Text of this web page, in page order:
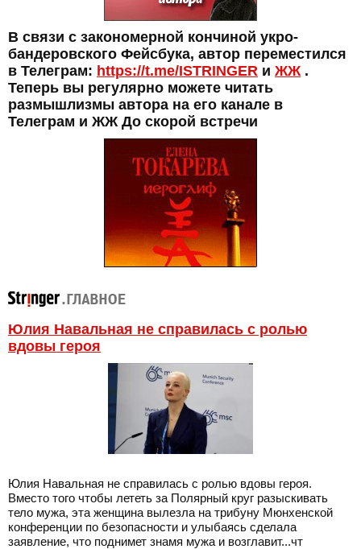
В связи с закономерной кончиной укро-
бандеровского Фейсбука, автор переместился
в Телеграм: https://t.me/ISTRINGER и ЖЖ.
Теперь вы регулярно можете читать
размышлизмы автора на его канале в
Телеграм и ЖЖ До скорой встречи
Юлия Навальная не справилась с ролью
вдовы героя
Юлия Навальная не справилась с ролью вдовы героя.
Вместо того чтобы лететь за Полярный круг разыскивать
тело мужа, эта женщина вылезла на трибуну Мюнхенской
конференции по безопасности и улыбаясь сделала
заявление, что поднимет знамя мужа и возглавит...чт